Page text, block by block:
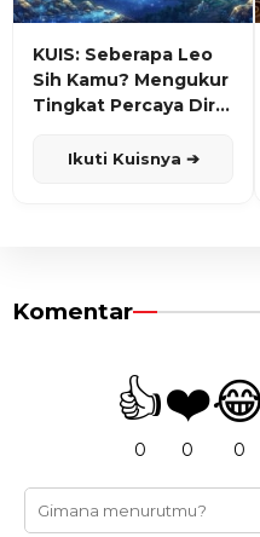
KUIS: Seberapa Leo
Sih Kamu? Mengukur
Tingkat Percaya Diri
Ikuti Kuisnya ➔
Komentar
👍
0
❤️
0 0